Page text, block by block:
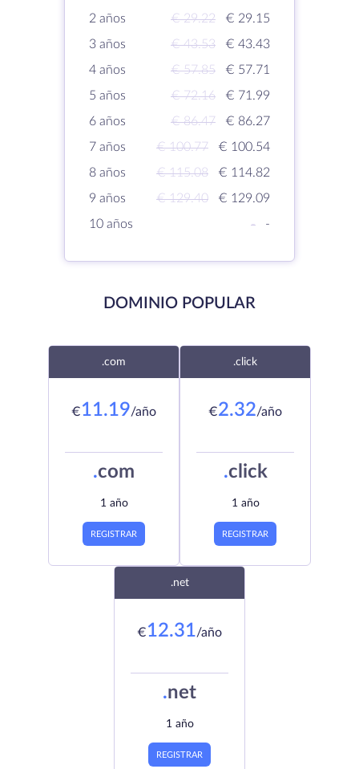
2 años
€ 29.22
€ 29.15
3 años
€ 43.53
€ 43.43
4 años
€ 57.85
€ 57.71
5 años
€ 72.16
€ 71.99
6 años
€ 86.47
€ 86.27
7 años
€ 100.77
€ 100.54
8 años
€ 115.08
€ 114.82
9 años
€ 129.40
€ 129.09
10 años
- -
DOMINIO POPULAR
.com
€11.19/año
.com
1 año
REGISTRAR
.click
€2.32/año
.click
1 año
REGISTRAR
.net
€12.31/año
.net
1 año
REGISTRAR